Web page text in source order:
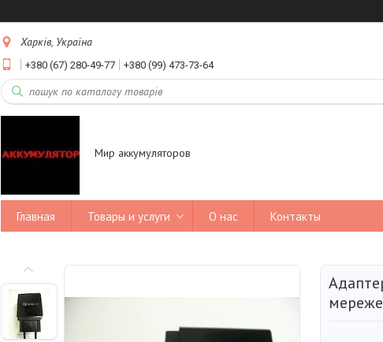
Харків, Україна
+380 (67) 280-49-77 +380 (99) 473-73-64
Мир аккумуляторов
Главная Товары и услуги О нас Контакты